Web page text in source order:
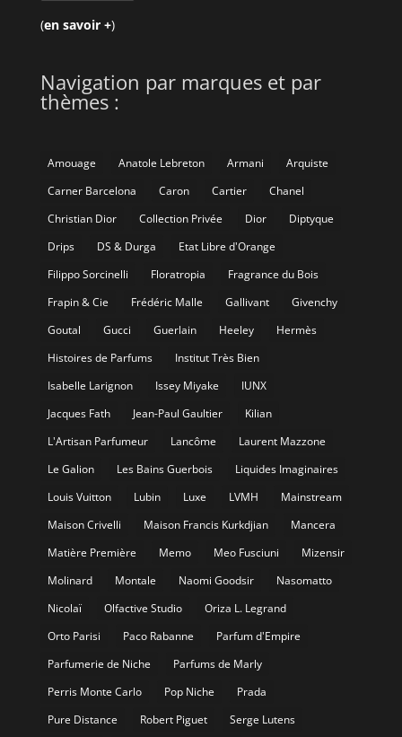
(en savoir +)
Navigation par marques et par
thèmes :
Amouage Anatole Lebreton Armani
Arquiste
Carner Barcelona
Caron Cartier
Chanel
Christian Dior
Collection Privée Dior
Diptyque
Drips
DS & Durga
Etat Libre d'Orange
Filippo Sorcinelli
Floratropia
Fragrance du Bois
Frapin & Cie
Frédéric Malle Gallivant
Givenchy
Goutal
Gucci Guerlain Heeley
Hermès
Histoires de Parfums
Institut Très Bien
Isabelle Larignon
Issey Miyake
IUNX
Jacques Fath
Jean-Paul Gaultier
Kilian
L'Artisan Parfumeur
Lancôme
Laurent Mazzone
Le Galion
Les Bains Guerbois
Liquides Imaginaires
Louis Vuitton
Lubin Luxe LVMH
Mainstream
Maison Crivelli
Maison Francis Kurkdjian
Mancera
Matière Première
Memo Meo Fusciuni
Mizensir
Molinard
Montale Naomi Goodsir
Nasomatto
Nicolaï
Olfactive Studio
Oriza L. Legrand
Orto Parisi
Paco Rabanne
Parfum d'Empire
Parfumerie de Niche
Parfums de Marly
Perris Monte Carlo
Pop Niche
Prada
Pure Distance
Robert Piguet Serge Lutens